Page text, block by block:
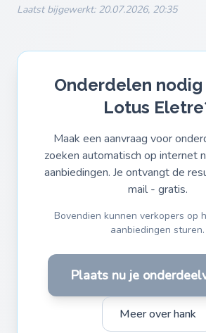
Laatst bijgewerkt: 20.07.2026, 20:35
Onderdelen nodig
Lotus
Maak een aanvraag voor
zoeken automatisch op internet
aanbiedingen. Je ontvangt de
mail - gratis.
Bovendien kunnen verkopers op
aanbiedingen sturen.
Plaats nu je
Meer over hank